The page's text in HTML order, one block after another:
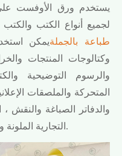
يستخدم ورق الأوفست
لجميع أنواع الكتب والكتب
طباعة بالجملةيمكن
وكتالوجات المنتجات
والرسوم التوضيحية
المتحركة والملصقات
والدفاتر الصباغة والنقش
التجارية الملونة ومواد التعبئة والتغليف المختلفة ، إلخ.